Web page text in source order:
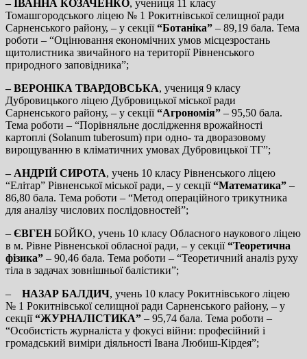
– ІВАННА КОЗАЧЕНКО, учениця 11 класу
Томашгородського ліцею № 1 Рокитнівської селищної ради
Сарненського району, – у секції“Ботаніка” – 89,19 бала. Тема
роботи – “Оцінювання економічних умов місцезростань
щитолистника звичайного на території Рівненського
природного заповідника”;
– ВЕРОНІКА ТВАРДОВСЬКА, учениця 9 класу
Дубровицького ліцею Дубровицької міської ради
Сарненського району, – у секції“Агрономія” – 95,50 бала.
Тема роботи – “Порівняльне дослідження врожайності
картоплі (Solanum tuberosum) при одно- та дворазовому
вирощуванню в кліматичних умовах Дубровицької ТГ”;
– АНДРІЙ СИРОТА, учень 10 класу Рівненського ліцею
“Елітар” Рівненської міської ради, – у секції“Математика” –
86,80 бала. Тема роботи – “Метод операційного трикутника
для аналізу числових послідовностей”;
– ЄВГЕН БОЙКО, учень 10 класу Обласного наукового ліцею
в м. Рівне Рівненської обласної ради, – у секції“Теоретична
фізика” – 90,46 бала. Тема роботи – “Теоретичний аналіз руху
тіла в задачах зовнішньої балістики”;
– НАЗАР БАЛДИЧ, учень 10 класу Рокитнівського ліцею
№ 1 Рокитнівської селищної ради Сарненського району, – у
секції“ЖУРНАЛІСТИКА” – 95,74 бала. Тема роботи –
“Особистість журналіста у фокусі війни: професійний і
громадський виміри діяльності Івана Любиш-Кірдея”;